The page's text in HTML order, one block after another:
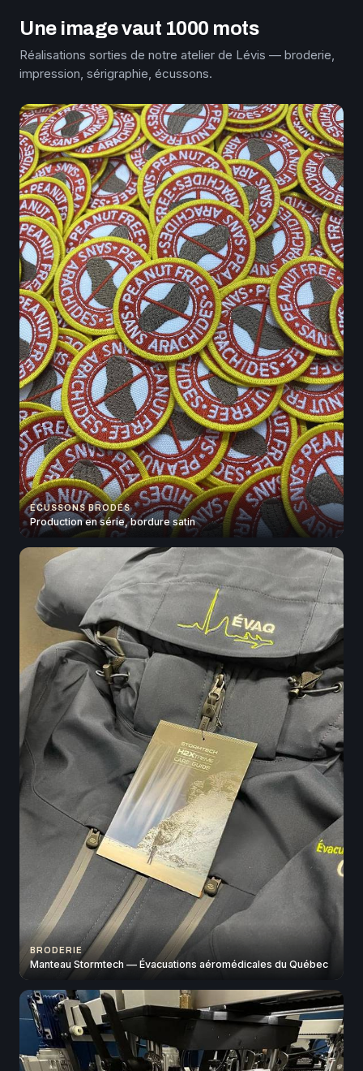
Une image vaut 1000 mots
Réalisations sorties de notre atelier de Lévis — broderie,
impression, sérigraphie, écussons.
ÉCUSSONS BRODÉS
Production en série, bordure satin
BRODERIE
Manteau Stormtech — Évacuations aéromédicales du Québec